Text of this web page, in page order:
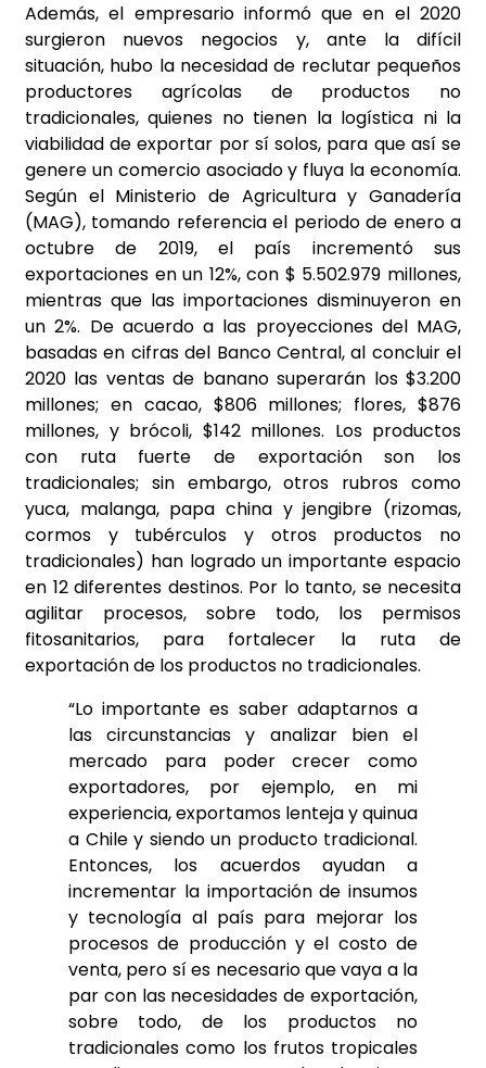
Además, el empresario informó que en el 2020
surgieron nuevos negocios y, ante la difícil
situación, hubo la necesidad de reclutar pequeños
productores agrícolas de productos no
tradicionales, quienes no tienen la logística ni la
viabilidad de exportar por sí solos, para que así se
genere un comercio asociado y fluya la economía.
Según el Ministerio de Agricultura y Ganadería
(MAG), tomando referencia el periodo de enero a
octubre de 2019, el país incrementó sus
exportaciones en un 12%, con $ 5.502.979 millones,
mientras que las importaciones disminuyeron en
un 2%. De acuerdo a las proyecciones del MAG,
basadas en cifras del Banco Central, al concluir el
2020 las ventas de banano superarán los $3.200
millones; en cacao, $806 millones; flores, $876
millones, y brócoli, $142 millones. Los productos
con ruta fuerte de exportación son los
tradicionales; sin embargo, otros rubros como
yuca, malanga, papa china y jengibre (rizomas,
cormos y tubérculos y otros productos no
tradicionales) han logrado un importante espacio
en 12 diferentes destinos. Por lo tanto, se necesita
agilitar procesos, sobre todo, los permisos
fitosanitarios, para fortalecer la ruta de
exportación de los productos no tradicionales.
“Lo importante es saber adaptarnos a
las circunstancias y analizar bien el
mercado para poder crecer como
exportadores, por ejemplo, en mi
experiencia, exportamos lenteja y quinua
a Chile y siendo un producto tradicional.
Entonces, los acuerdos ayudan a
incrementar la importación de insumos
y tecnología al país para mejorar los
procesos de producción y el costo de
venta, pero sí es necesario que vaya a la
par con las necesidades de exportación,
sobre todo, de los productos no
tradicionales como los frutos tropicales